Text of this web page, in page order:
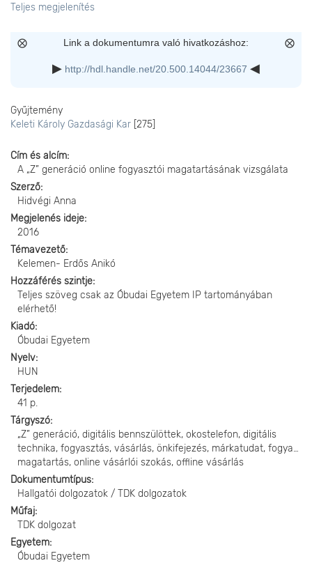
Teljes megjelenítés
Link a dokumentumra való hivatkozáshoz:
http://hdl.handle.net/20.500.14044/23667
Gyűjtemény
Keleti Károly Gazdasági Kar [275]
Cím és alcím
A „Z” generáció online fogyasztói magatartásának vizsgálata
Szerző
Hidvégi Anna
Megjelenés ideje
2016
Témavezető
Kelemen- Erdős Anikó
Hozzáférés szintje
Teljes szöveg csak az Óbudai Egyetem IP tartományában
elérhető!
Kiadó
Óbudai Egyetem
Nyelv
HUN
Terjedelem
41 p.
Tárgyszó
„Z” generáció, digitális bennszülöttek, okostelefon, digitális
technika, fogyasztás, vásárlás, önkifejezés, márkatudat,
magatartás, online vásárlói szokás, offline vásárlás
Dokumentumtípus
Hallgatói dolgozatok / TDK dolgozatok
Műfaj
TDK dolgozat
Egyetem
Óbudai Egyetem